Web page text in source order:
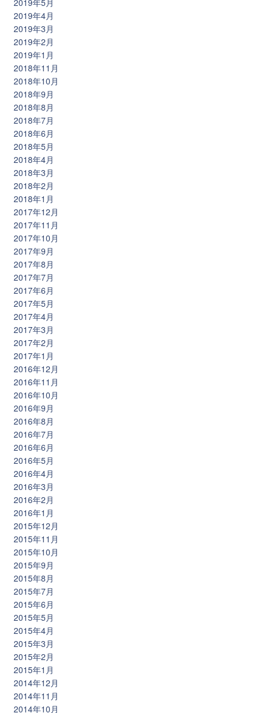
2019年4月
2019年3月
2019年2月
2019年1月
2018年11月
2018年10月
2018年9月
2018年8月
2018年7月
2018年6月
2018年5月
2018年4月
2018年3月
2018年2月
2018年1月
2017年12月
2017年11月
2017年10月
2017年9月
2017年8月
2017年7月
2017年6月
2017年5月
2017年4月
2017年3月
2017年2月
2017年1月
2016年12月
2016年11月
2016年10月
2016年9月
2016年8月
2016年7月
2016年6月
2016年5月
2016年4月
2016年3月
2016年2月
2016年1月
2015年12月
2015年11月
2015年10月
2015年9月
2015年8月
2015年7月
2015年6月
2015年5月
2015年4月
2015年3月
2015年2月
2015年1月
2014年12月
2014年11月
2014年10月